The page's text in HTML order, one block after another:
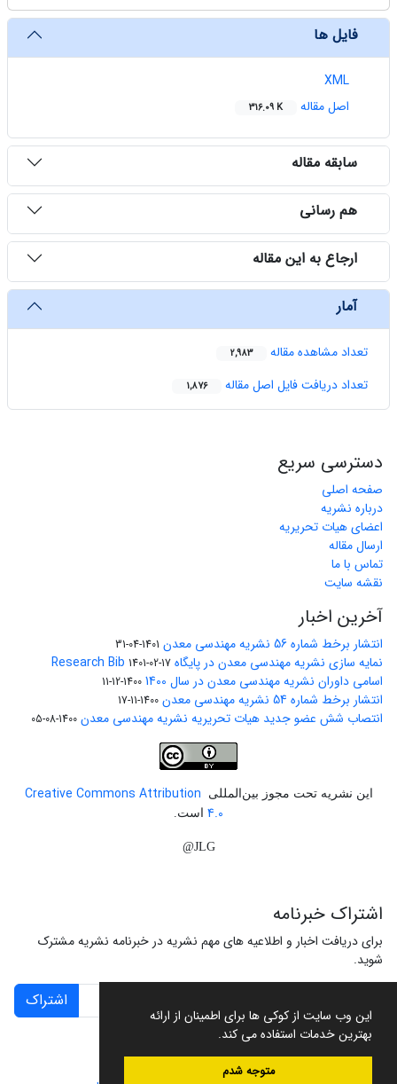
این وب سایت از کوکی ها برای اطمینان از ارائه
بهترین خدمات استفاده می کند.
متوجه شدم
فایل ها
XML
اصل مقاله
316.09 K
سابقه مقاله
هم رسانی
ارجاع به این مقاله
آمار
تعداد مشاهده مقاله 2,983
تعداد دریافت فایل اصل مقاله 1,876
دسترسی سریع
صفحه اصلی
درباره نشریه
اعضای هیات تحریریه
ارسال مقاله
تماس با ما
نقشه سایت
آخرین اخبار
انتشار برخط شماره 56 نشریه مهندسی معدن 1401-04-31
نمایه سازی نشریه مهندسی معدن در پایگاه Research Bib 1401-02-17
اسامی داوران نشریه مهندسی معدن در سال 1400 1400-12-11
انتشار برخط شماره 54 نشریه مهندسی معدن 1400-11-17
انتصاب شش عضو جدید هیات تحریریه نشریه مهندسی معدن 1400-08-05
این نشریه تحت مجوز بین‌المللی
Creative Commons Attribution
4.0 است.
JLG@
اشتراک خبرنامه
برای دریافت اخبار و اطلاعیه های مهم نشریه در خبرنامه نشریه مشترک
شوید.
اشتراک